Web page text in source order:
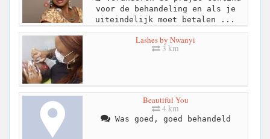
voor de behandeling en als je
uiteindelijk moet betalen ...
Lashes by Nwanyi
3 km
Beautiful You
4 km
Was goed, goed behandeld